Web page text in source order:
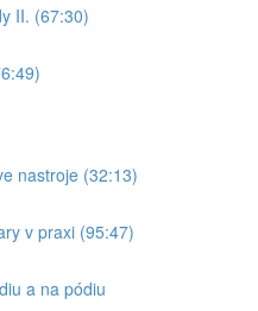
II. (67:30)
nastroje (32:13)
v praxi (95:47)
a na pódiu